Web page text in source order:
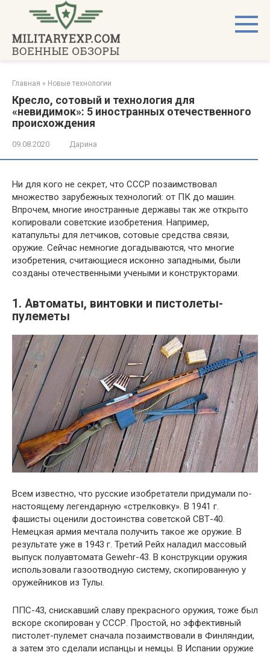
контенту
Главная » Новые технологии
Кресло, сотовый и технология для
«невидимок»: 5 иностранных отечественного
происхождения
09.08.2020 Дарина
Ни для кого не секрет, что СССР позаимствовал
множество зарубежных технологий: от ПК до машин.
Впрочем, многие иностранные державы так же открыто
копировали советские изобретения. Например,
катапульты для летчиков, сотовые средства связи,
оружие. Сейчас немногие догадываются, что многие
изобретения, считающиеся исконно западными, были
созданы отечественными учеными и конструкторами.
1. Автоматы, винтовки и пистолеты-
пулеметы
Всем известно, что русские изобретатели придумали по-
настоящему легендарную «стрелковку». В 1941 г.
фашисты оценили достоинства советской СВТ-40.
Немецкая армия мечтала получить такое же оружие. В
результате уже в 1943 г. Третий Рейх наладил массовый
выпуск полуавтомата Gewehr-43. В конструкции оружия
использовали газоотводную систему, скопированную у
оружейников из Тулы.
ППС-43, снискавший славу прекрасного оружия, тоже был
вскоре скопирован у СССР. Простой, но эффективный
пистолет-пулемет сначала позаимствовали в Финляндии,
а затем это сделали испанцы и немцы. В Испании оружие